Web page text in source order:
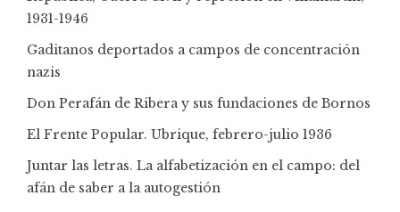
1931-1946
Gaditanos deportados a campos de concentración
nazis
Don Perafán de Ribera y sus fundaciones de Bornos
El Frente Popular. Ubrique, febrero-julio 1936
Juntar las letras. La alfabetización en el campo: del
afán de saber a la autogestión